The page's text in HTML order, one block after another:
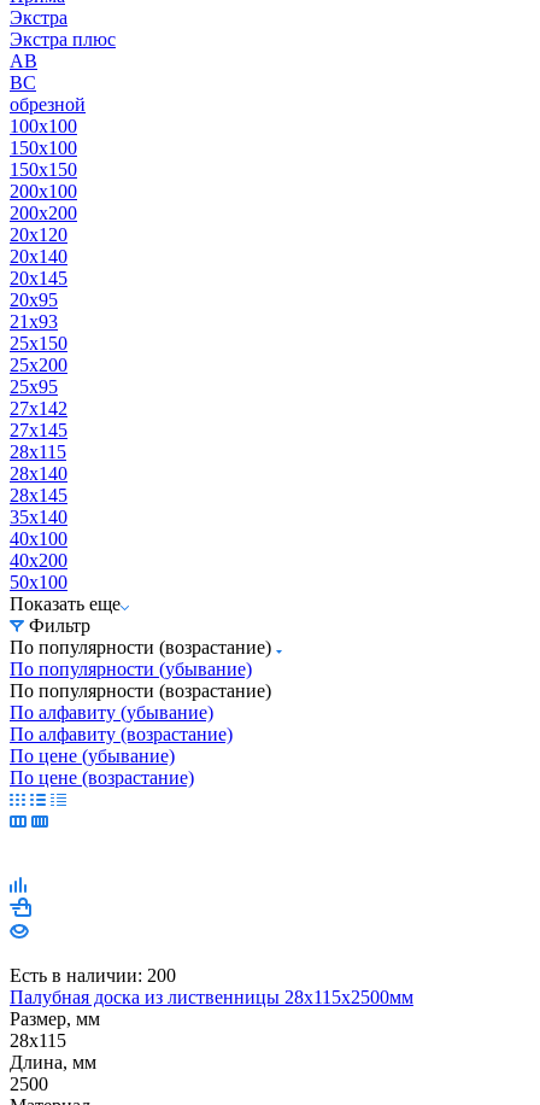
Экстра
Экстра плюс
AB
BC
обрезной
100x100
150x100
150x150
200x100
200x200
20x120
20x140
20x145
20x95
21x93
25x150
25x200
25x95
27x142
27x145
28x115
28x140
28x145
35x140
40x100
40x200
50x100
Показать еще
Фильтр
По популярности (возрастание)
По популярности (убывание)
По популярности (возрастание)
По алфавиту (убывание)
По алфавиту (возрастание)
По цене (убывание)
По цене (возрастание)
Есть в наличии: 200
Палубная доска из лиственницы 28х115х2500мм
Размер, мм
28x115
Длина, мм
2500